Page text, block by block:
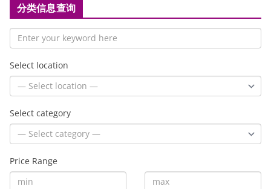
Select location
Select category
Price Range
Search Listings